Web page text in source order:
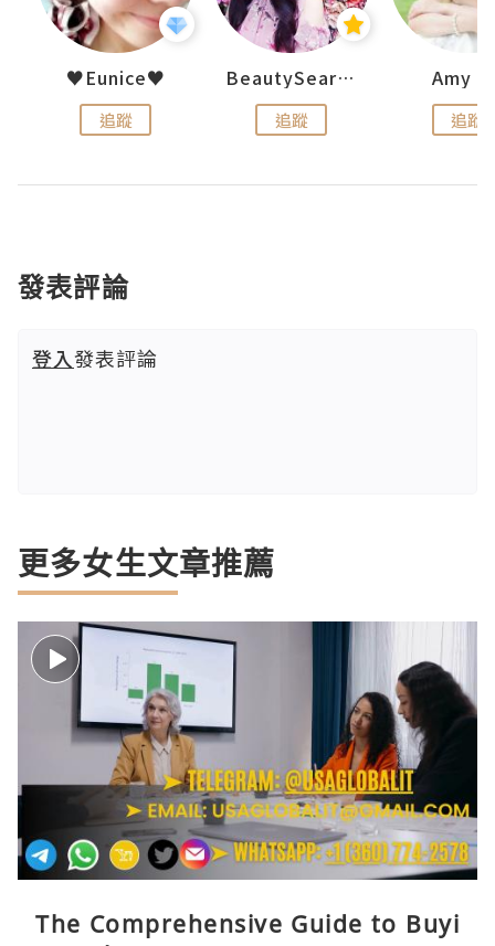
♥Eunice♥
追蹤
BeautySearch
追蹤
Amy
追蹤
發表評論
登入發表評論
更多女生文章推薦
The Comprehensive Guide to Buyi